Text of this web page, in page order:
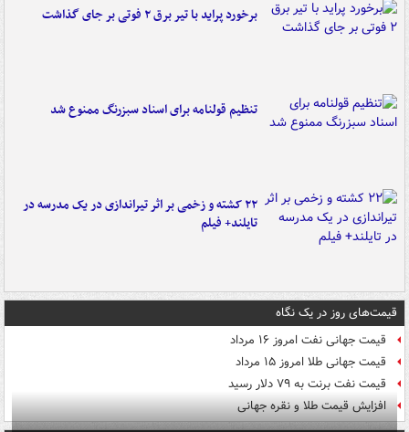
برخورد پراید با تیر برق ۲ فوتی بر جای گذاشت
تنظیم قولنامه برای اسناد سبزرنگ ممنوع شد
۲۲ کشته و زخمی بر اثر تیراندازی در یک مدرسه در
تایلند+ فیلم
قیمت‌های روز در یک نگاه
قیمت جهانی نفت امروز ۱۶ مرداد
قیمت جهانی طلا امروز ۱۵ مرداد
قیمت نفت برنت به ۷۹ دلار رسید
افزایش قیمت طلا و نقره جهانی